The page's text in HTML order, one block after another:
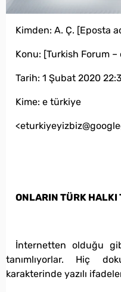
Kimden: A. Ç. [Eposta
Konu: [Turkish Forum
Tarih: 1 Şubat 2020
Kime: e türkiye
ONLARIN TÜRK HALKI
İnternetten olduğu
tanımlıyorlar. Hiç
karakterinde yazılı